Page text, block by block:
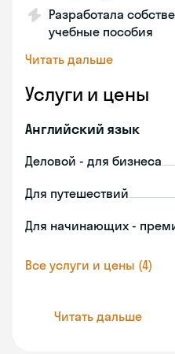
Разработала
учебные пособия
Читать дальше
Услуги и цены
Английский язык
Деловой - для бизнеса
Для путешествий
Для начинающих -
Все услуги и цены (4)
Читать дальше